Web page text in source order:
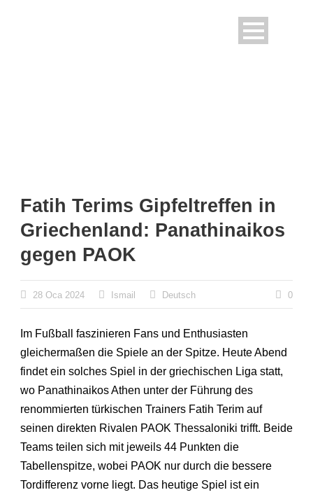
Fatih Terims Gipfeltreffen in
Griechenland: Panathinaikos
gegen PAOK
28 Oca 2024 Ismail Deutsch 0
Im Fußball faszinieren Fans und Enthusiasten
gleichermaßen die Spiele an der Spitze. Heute Abend
findet ein solches Spiel in der griechischen Liga statt,
wo Panathinaikos Athen unter der Führung des
renommierten türkischen Trainers Fatih Terim auf
seinen direkten Rivalen PAOK Thessaloniki trifft. Beide
Teams teilen sich mit jeweils 44 Punkten die
Tabellenspitze, wobei PAOK nur durch die bessere
Tordifferenz vorne liegt. Das heutige Spiel ist ein